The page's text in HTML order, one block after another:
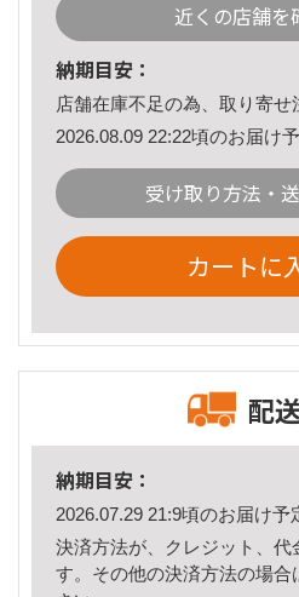
近くの店舗を
納期目安：
店舗在庫不足の為、取り寄せ
2026.08.09 22:22頃のお届け予
受け取り方法・
カートに
配
納期目安：
2026.07.29 21:9頃のお届け予
決済方法が、クレジット、代
す。その他の決済方法の場合